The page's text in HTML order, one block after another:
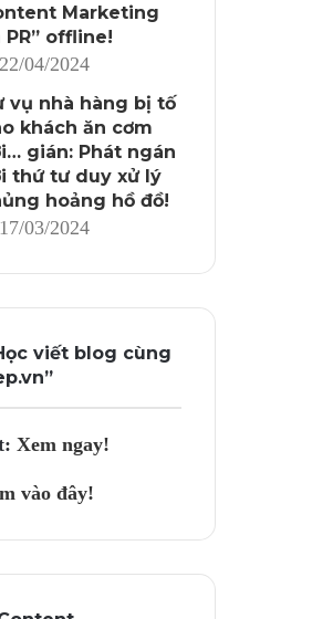
Marketing
PR” offline!
22/04/2024
vụ nhà hàng bị tố
khách ăn cơm
gián: Phát ngán
thứ tư duy xử lý
hoảng hồ đồ!
17/03/2024
viết blog cùng
Xem ngay!
vào đây!